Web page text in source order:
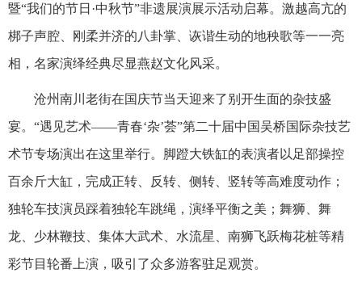
暨“我们的节日·中秋节”非遗展演展示活动启幕。激越高亢的
梆子声腔、刚柔并济的八卦掌、诙谐生动的地秧歌等一一亮
相，名家演绎经典尽显燕赵文化风采。
沧州南川老街在国庆节当天迎来了别开生面的杂技盛
宴。“遇见艺术——青春‘杂’荟”第二十届中国吴桥国际杂技艺
术节专场演出在这里举行。脚蹬大铁缸的表演者以足部操控
百余斤大缸，完成正转、反转、侧转、竖转等高难度动作；
独轮车技演员踩着独轮车跳绳，演绎平衡之美；舞狮、舞
龙、少林鞭技、集体大武术、水流星、南狮飞跃梅花桩等精
彩节目轮番上演，吸引了众多游客驻足观赏。